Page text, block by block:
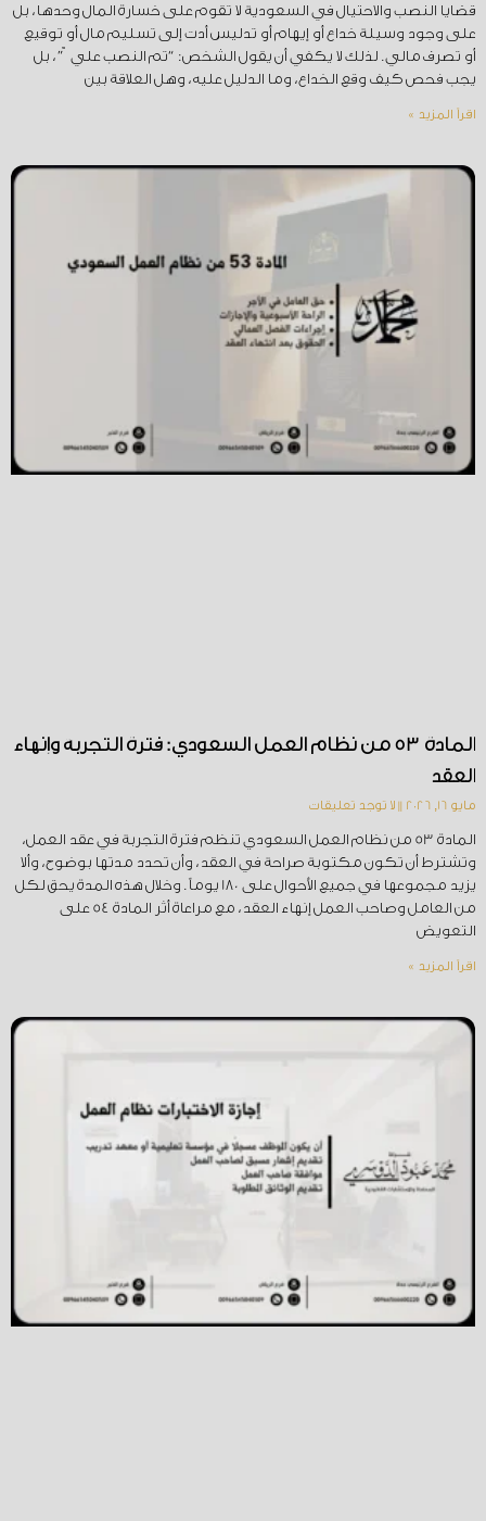
قضايا النصب والاحتيال في السعودية لا تقوم على خسارة المال وحدها، بل
على وجود وسيلة خداع أو إيهام أو تدليس أدت إلى تسليم مال أو توقيع
أو تصرف مالي. لذلك لا يكفي أن يقول الشخص: “تم النصب عليّ”، بل
يجب فحص كيف وقع الخداع، وما الدليل عليه، وهل العلاقة بين
اقرأ المزيد »
المادة 53 من نظام العمل السعودي: فترة التجربة وإنهاء
العقد
مايو 16, 2026 لا توجد تعليقات
المادة 53 من نظام العمل السعودي تنظم فترة التجربة في عقد العمل،
وتشترط أن تكون مكتوبة صراحة في العقد، وأن تحدد مدتها بوضوح، وألا
يزيد مجموعها في جميع الأحوال على 180 يوماً. وخلال هذه المدة يحق لكل
من العامل وصاحب العمل إنهاء العقد، مع مراعاة أثر المادة 54 على
التعويض
اقرأ المزيد »